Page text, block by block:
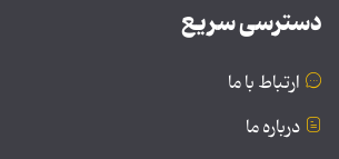
دسترسی سریع
ارتباط با ما
درباره ما